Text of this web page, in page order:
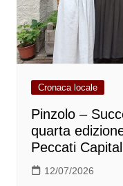
Cronaca locale
Pinzolo –
quarta
Peccati
12/07/2026